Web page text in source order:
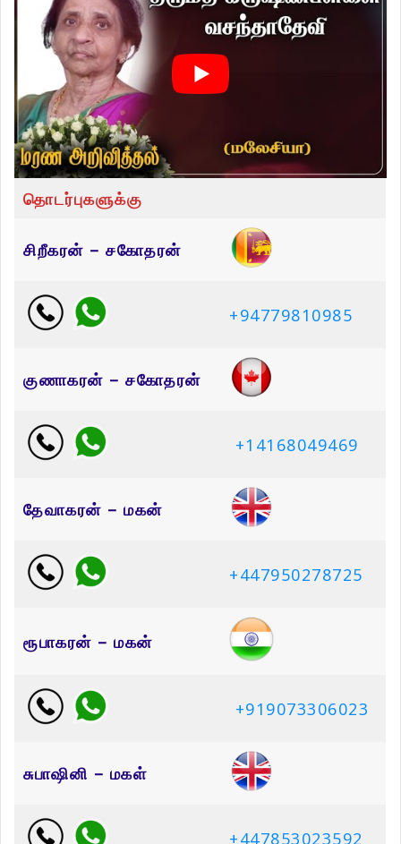
தொடர்புகளுக்கு
சிறீகரன் – சகோதரன்
+94779810985
குணாகரன் – சகோதரன்
+14168049469
தேவாகரன் – மகன்
+447950278725
ரூபாகரன் – மகன்
+919073306023
சுபாஷினி – மகள்
+447853023592